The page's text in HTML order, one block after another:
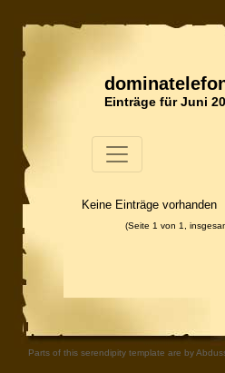
Einträge für Juni
Keine Einträge vorhanden
(Seite 1 von 1,
Parts of this serendipity template are by